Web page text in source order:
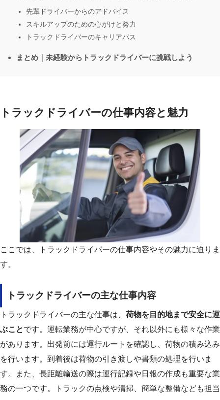
先輩ドライバーからのアドバイス
スキルアップのための心がけと努力
トラックドライバーのキャリアパス
まとめ｜未経験からトラックドライバーに挑戦しよう
トラックドライバーの仕事内容と魅力
ここでは、トラックドライバーの仕事内容やその魅力に迫りま
す。
トラックドライバーの主な仕事内容
トラックドライバーの主な仕事は、 荷物を目的地まで安全に運
ぶことです。運転業務が中心ですが、それ以外にも様々な作業
があります。出発前には運行ルートを確認し、荷物の積み込み
を行います。到着後は荷物の引き渡しや書類の処理を行いま
す。また、長距離輸送の際は運行記録や日報の作成も重要な業
務の一つです。トラックの点検や清掃、簡単な整備なども担当